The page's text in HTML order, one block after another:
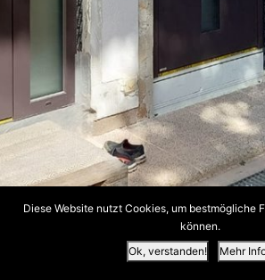
Diese Website nutzt Cookies, um bestmögliche
können.
Ok, verstanden!
Mehr